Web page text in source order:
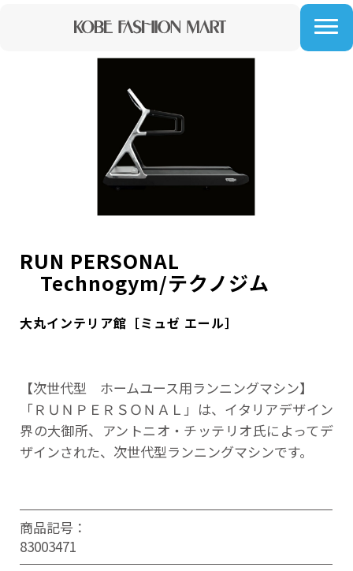
RUN PERSONAL
Technogym/テクノジム
大丸インテリア館［ミュゼ エール］
【次世代型 ホームユース用ランニングマシン】
「ＲＵＮＰＥＲＳＯＮＡＬ」は、イタリアデザイン
界の大御所、アントニオ・チッテリオ氏によってデ
ザインされた、次世代型ランニングマシンです。
商品記号：
83003471